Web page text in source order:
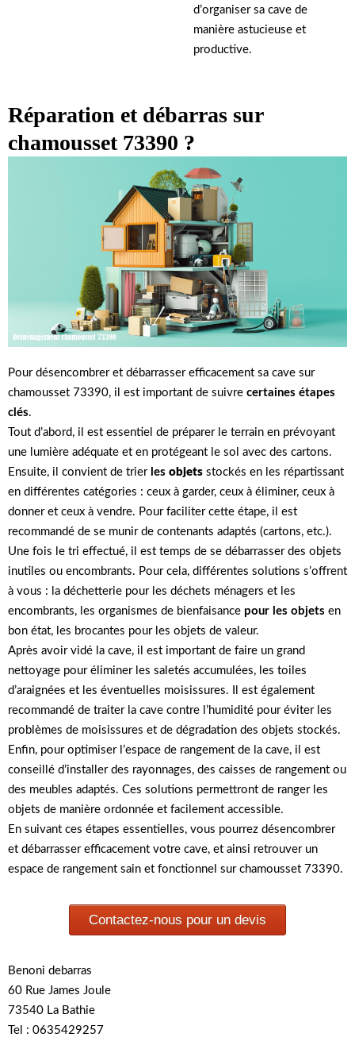
d’organiser sa cave de
manière astucieuse et
productive.
Réparation et débarras sur
chamousset 73390 ?
Pour désencombrer et débarrasser efficacement sa cave sur
chamousset 73390, il est important de suivre certaines étapes
clés.
Tout d’abord, il est essentiel de préparer le terrain en prévoyant
une lumière adéquate et en protégeant le sol avec des cartons.
Ensuite, il convient de trier les objets stockés en les répartissant
en différentes catégories : ceux à garder, ceux à éliminer, ceux à
donner et ceux à vendre. Pour faciliter cette étape, il est
recommandé de se munir de contenants adaptés (cartons, etc.).
Une fois le tri effectué, il est temps de se débarrasser des objets
inutiles ou encombrants. Pour cela, différentes solutions s’offrent
à vous : la déchetterie pour les déchets ménagers et les
encombrants, les organismes de bienfaisance pour les objets en
bon état, les brocantes pour les objets de valeur.
Après avoir vidé la cave, il est important de faire un grand
nettoyage pour éliminer les saletés accumulées, les toiles
d’araignées et les éventuelles moisissures. Il est également
recommandé de traiter la cave contre l’humidité pour éviter les
problèmes de moisissures et de dégradation des objets stockés.
Enfin, pour optimiser l’espace de rangement de la cave, il est
conseillé d’installer des rayonnages, des caisses de rangement ou
des meubles adaptés. Ces solutions permettront de ranger les
objets de manière ordonnée et facilement accessible.
En suivant ces étapes essentielles, vous pourrez désencombrer
et débarrasser efficacement votre cave, et ainsi retrouver un
espace de rangement sain et fonctionnel sur chamousset 73390.
Contactez-nous pour un devis
Benoni debarras
60 Rue James Joule
73540 La Bathie
Tel : 0635429257